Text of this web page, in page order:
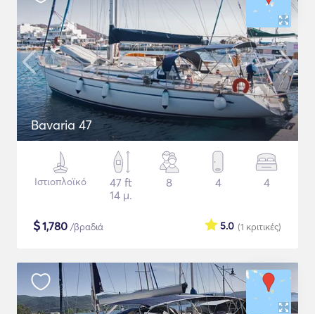
Bavaria 47
Ιστιοπλοϊκό
47 ft
14 μ.
8 4 4
$1,780 /βραδιά (1 κριτικές)
5.0